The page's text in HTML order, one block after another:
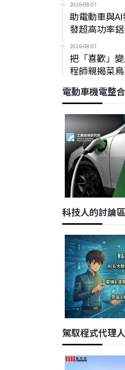
2026-08-07
助電動車與
發超高功率
2026-08-07
把「喜歡」
程師親揭菜
電動車機電整
科技人的討論區
駕馭程式代理人